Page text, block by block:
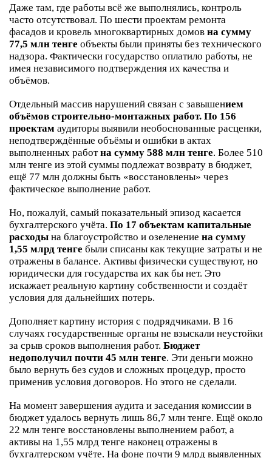
Даже там, где работы всё же выполнялись, контроль
часто отсутствовал. По шести проектам ремонта
фасадов и кровель многоквартирных домов на сумму
77,5 млн тенге объекты были приняты без технического
надзора. Фактически государство оплатило работы, не
имея независимого подтверждения их качества и
объёмов.
Отдельный массив нарушений связан с завышением
объёмов строительно-монтажных работ. По 156
проектам аудиторы выявили необоснованные расценки,
неподтверждённые объёмы и ошибки в актах
выполненных работна сумму 588 млн тенге. Более 510
млн тенге из этой суммы подлежат возврату в бюджет,
ещё 77 млн должны быть «восстановлены» через
фактическое выполнение работ.
Но, пожалуй, самый показательный эпизод касается
бухгалтерского учёта. По 17 объектам капитальные
расходы на благоустройство и озеленение на сумму
1,55 млрд тенге были списаны как текущие затраты и не
отражены в балансе. Активы физически существуют, но
юридически для государства их как бы нет. Это
искажает реальную картину собственности и создаёт
условия для дальнейших потерь.
Дополняет картину история с подрядчиками. В 16
случаях государственные органы не взыскали неустойки
за срыв сроков выполнения работ. Бюджет
недополучил почти 45 млн тенге. Эти деньги можно
было вернуть без судов и сложных процедур, просто
применив условия договоров. Но этого не сделали.
На момент завершения аудита и заседания комиссии в
бюджет удалось вернуть лишь 86,7 млн тенге. Ещё около
22 млн тенге восстановлены выполнением работ, а
активы на 1,55 млрд тенге наконец отражены в
бухгалтерском учёте. На фоне почти 9 млрд выявленных